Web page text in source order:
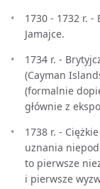
1730 - 1732 r.
Jamajce.
1734 r. -
(Cayman
(formalnie
głównie z
1738 r. -
uznania
to pierwsze
i pierwsze